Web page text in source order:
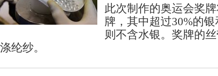
此次制作的奥运会奖
牌，其中超过30%的
则不含水银。奖牌的
涤纶纱。